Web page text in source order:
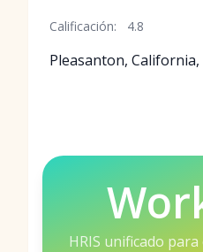
Calificación: 4.8
Pleasanton, California,
HRIS unificado